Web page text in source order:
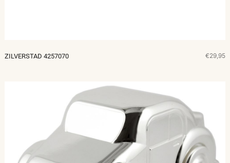
ZILVERSTAD 4257070 €29,95